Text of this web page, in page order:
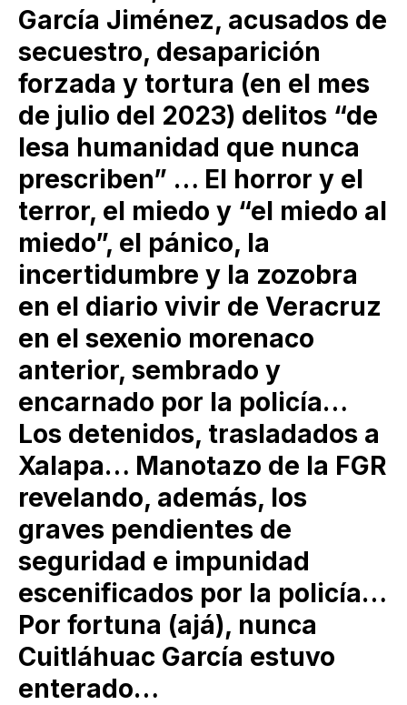
García Jiménez, acusados de
secuestro, desaparición
forzada y tortura (en el mes
de julio del 2023) delitos “de
lesa humanidad que nunca
prescriben” … El horror y el
terror, el miedo y “el miedo al
miedo”, el pánico, la
incertidumbre y la zozobra
en el diario vivir de Veracruz
en el sexenio morenaco
anterior, sembrado y
encarnado por la policía…
Los detenidos, trasladados a
Xalapa… Manotazo de la FGR
revelando, además, los
graves pendientes de
seguridad e impunidad
escenificados por la policía…
Por fortuna (ajá), nunca
Cuitláhuac García estuvo
enterado…